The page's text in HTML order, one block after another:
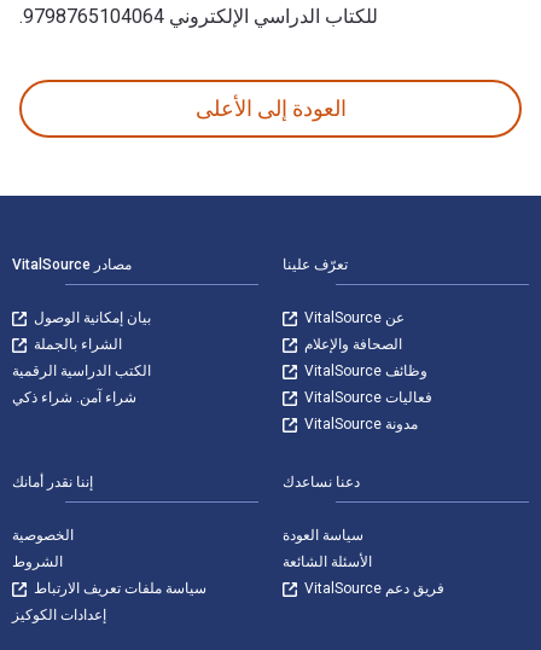
للكتاب الدراسي الإلكتروني 9798765104064.
العودة إلى الأعلى
تعرّف علينا
عن VitalSource
الصحافة والإعلام
وظائف VitalSource
فعاليات VitalSource
مدونة VitalSource
مصادر VitalSource
بيان إمكانية الوصول
الشراء بالجملة
الكتب الدراسية الرقمية
شراء آمن. شراء ذكي
دعنا نساعدك
سياسة العودة
الأسئلة الشائعة
فريق دعم VitalSource
إننا نقدر أمانك
الخصوصية
الشروط
سياسة ملفات تعريف الارتباط
إعدادات الكوكيز